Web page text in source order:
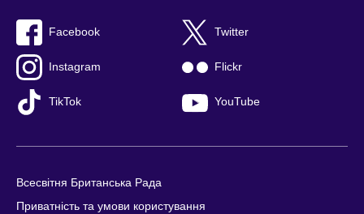
Facebook Twitter
Instagram Flickr
TikTok YouTube
Всесвітня Британська Рада
Приватність та умови користування